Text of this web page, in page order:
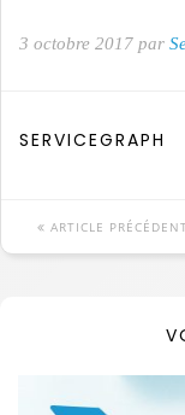
3 octobre 2017 par
SERVICEGRAPH
ARTICLE